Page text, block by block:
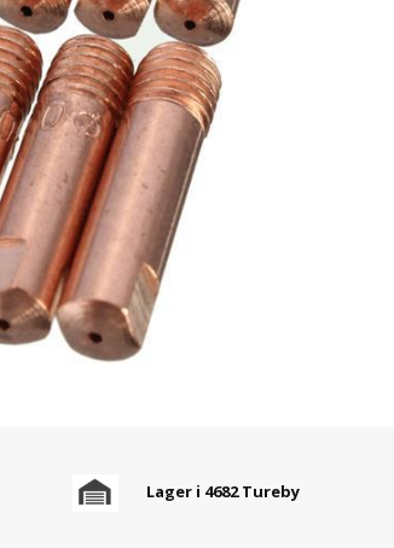
Lager i 4682 Tureby